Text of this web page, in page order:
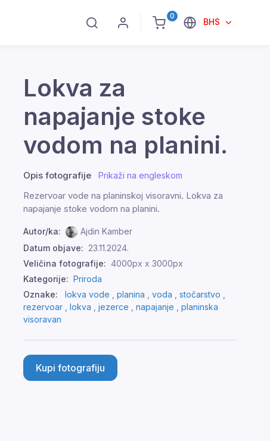
0
BHS
Lokva za
napajanje stoke
vodom na planini.
Opis fotografije Prikaži na engleskom
Rezervoar vode na planinskoj visoravni. Lokva za
napajanje stoke vodom na planini.
Autor/ka:
Ajdin Kamber
Datum objave: 23.11.2024.
Veličina fotografije: 4000px x 3000px
Kategorije: Priroda
Oznake:
lokva vode , planina , voda , stočarstvo ,
rezervoar , lokva , jezerce , napajanje , planinska
visoravan
Kupi fotografiju